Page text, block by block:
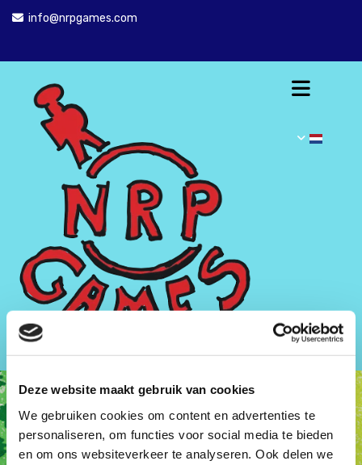
Deze website maakt gebruik van cookies
We gebruiken cookies om content en advertenties te
personaliseren, om functies voor social media te bieden
en om ons websiteverkeer te analyseren. Ook delen we
 info@nrpgames.com